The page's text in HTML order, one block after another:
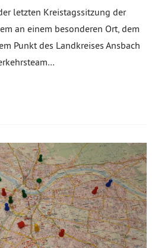
letzten Kreistagssitzung der
an einem besonderen Ort, dem
Punkt des Landkreises Ansbach